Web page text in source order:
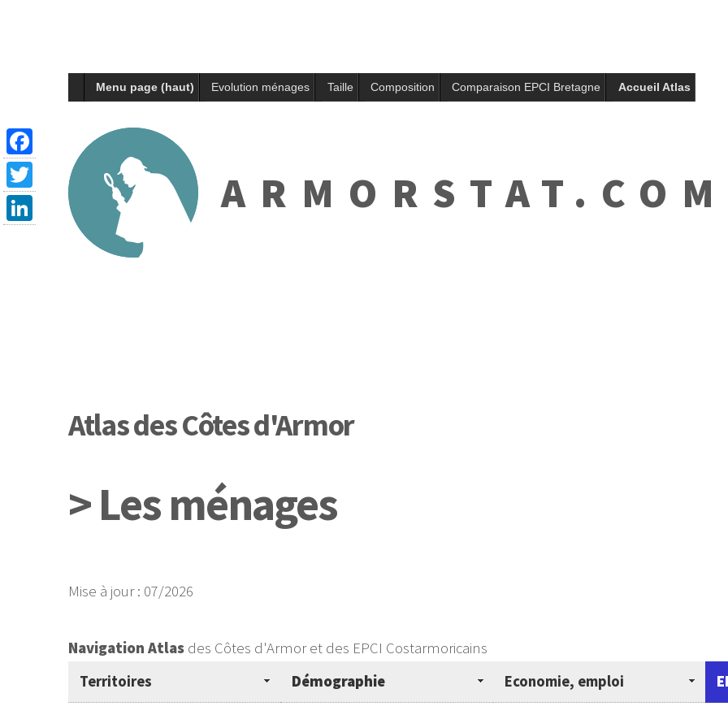
Facebook
Twitter
ARMORSTAT.COM
Atlas des Côtes d'Armor
> Les ménages
Mise à jour : 07/2026
Navigation Atlasdes Côtes d'Armor et des EPCI Costarmoricains
Territoires
Démographie Economie, emploi
Menu page (haut) Evolution ménages Taille Composition Comparaison EPCI Bretagne Accueil Atlas